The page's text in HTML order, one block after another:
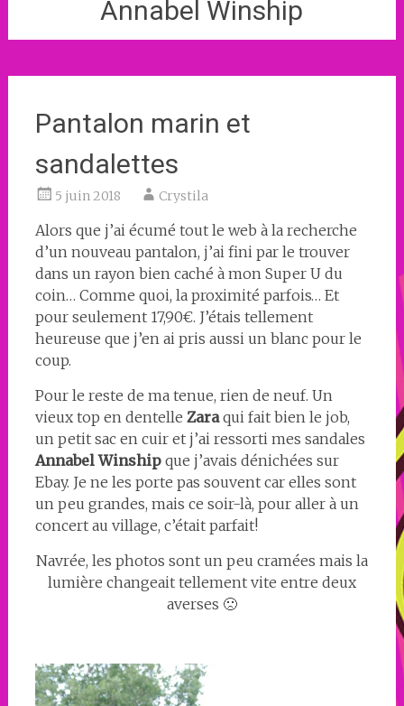
Annabel Winship
Pantalon marin et
sandalettes
5 juin 2018 Crystila
Alors que j’ai écumé tout le web à la recherche
d’un nouveau pantalon, j’ai fini par le trouver
dans un rayon bien caché à mon Super U du
coin… Comme quoi, la proximité parfois… Et
pour seulement 17,90€. J’étais tellement
heureuse que j’en ai pris aussi un blanc pour le
coup.
Pour le reste de ma tenue, rien de neuf. Un
vieux top en dentelle Zaraqui fait bien le job,
un petit sac en cuir et j’ai ressorti mes sandales
Annabel Winshipque j’avais dénichées sur
Ebay. Je ne les porte pas souvent car elles sont
un peu grandes, mais ce soir-là, pour aller à un
concert au village, c’était parfait!
Navrée, les photos sont un peu cramées mais la
lumière changeait tellement vite entre deux
averses 🙁